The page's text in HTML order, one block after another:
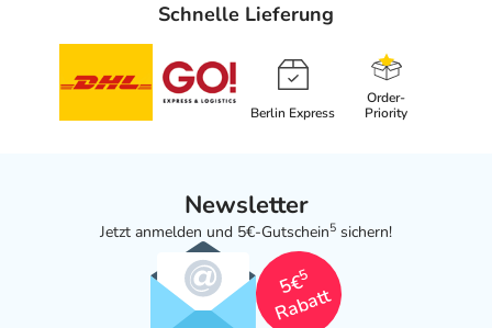
Schnelle Lieferung
Berlin Express
Order-
Priority
Newsletter
Jetzt anmelden und 5€-Gutschein5 sichern!
5€
5
Rabatt